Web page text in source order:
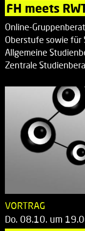
FH meets
Online-
Oberstufe sowie für
Allgemeine
Zentrale
VORTRAG
Do. 08.10. um